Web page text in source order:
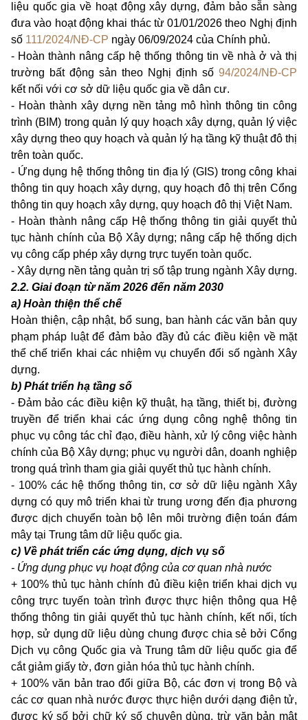
liệu quốc gia về hoạt động xây dựng, đảm bảo sẵn sàng
đưa vào hoạt động khai thác từ 01/01/2026 theo Nghị định
số 111/2024/NĐ-CP ngày 06/09/2024 của Chính phủ.
- Hoàn thành nâng cấp hệ thống thông tin về nhà ở và thị
trường bất động sản theo Nghị định số 94/2024/NĐ-CP
kết nối với cơ sở dữ liệu quốc gia về dân cư.
- Hoàn thành xây dựng nền tảng mô hình thông tin công
trình (BIM) trong quản lý quy hoạch xây dựng, quản lý việc
xây dựng theo quy hoạch và quản lý hạ tầng kỹ thuật đô thị
trên toàn quốc.
- Ứng dụng hệ thống thông tin địa lý (GIS) trong công khai
thông tin quy hoạch xây dựng, quy hoạch đô thị trên Cổng
thông tin quy hoạch xây dựng, quy hoạch đô thị Việt Nam.
- Hoàn thành nâng cấp Hệ thống thông tin giải quyết thủ
tục hành chính của Bộ Xây dựng; nâng cấp hệ thống dịch
vụ công cấp phép xây dựng trực tuyến toàn quốc.
- Xây dựng nền tảng quản trị số tập trung ngành Xây dựng.
2.2. Giai đoạn từ năm 2026 đến năm 2030
a) Hoàn thiện thể chế
Hoàn thiện, cập nhật, bổ sung, ban hành các văn bản quy
phạm pháp luật để đảm bảo đầy đủ các điều kiện về mặt
thể chế triển khai các nhiệm vụ chuyển đổi số ngành Xây
dựng.
b) Phát triển hạ tầng số
- Đảm bảo các điều kiện kỹ thuật, hạ tầng, thiết bị, đường
truyền để triển khai các ứng dụng công nghệ thông tin
phục vụ công tác chỉ đạo, điều hành, xử lý công việc hành
chính của Bộ Xây dựng; phục vụ người dân, doanh nghiệp
trong quá trình tham gia giải quyết thủ tục hành chính.
- 100% các hệ thống thông tin, cơ sở dữ liệu ngành Xây
dựng có quy mô triển khai từ trung ương đến địa phương
được dịch chuyển toàn bộ lên môi trường điện toán đám
mây tại Trung tâm dữ liệu quốc gia.
c) Về phát triển các ứng dụng, dịch vụ số
- Ứng dụng phục vụ hoạt động của cơ quan nhà nước
+ 100% thủ tục hành chính đủ điều kiện triển khai dịch vụ
công trực tuyến toàn trình được thực hiện thông qua Hệ
thống thông tin giải quyết thủ tục hành chính, kết nối, tích
hợp, sử dụng dữ liệu dùng chung được chia sẻ bởi Cổng
Dịch vụ công Quốc gia và Trung tâm dữ liệu quốc gia để
cắt giảm giấy tờ, đơn giản hóa thủ tục hành chính.
+ 100% văn bản trao đổi giữa Bộ, các đơn vị trong Bộ và
các cơ quan nhà nước được thực hiện dưới dạng điện tử,
được ký số bởi chữ ký số chuyên dùng, trừ văn bản mật